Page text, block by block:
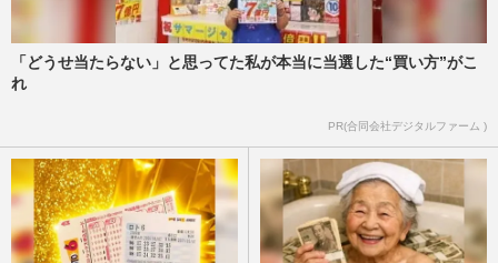
「どうせ当たらない」と思ってた私が本当に当選した“買い方”がこ
れ
PR(合同会社デジタルファーム )